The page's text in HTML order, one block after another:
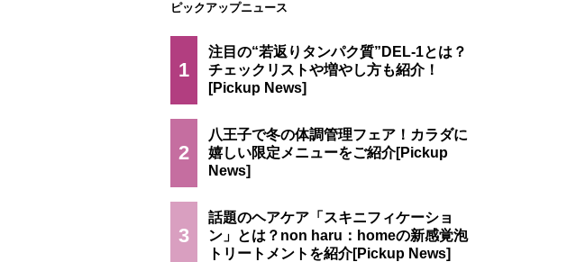
ピックアップニュース
1
注目の“若返りタンパク質”DEL-1とは？
チェックリストや増やし方も紹介！
2
八王子で冬の体調管理フェア！カラダに
嬉しい限定メニューをご紹介
3
話題のヘアケア「スキニフィケーショ
ン」とは？non haru：homeの新感覚泡
トリートメントを紹介